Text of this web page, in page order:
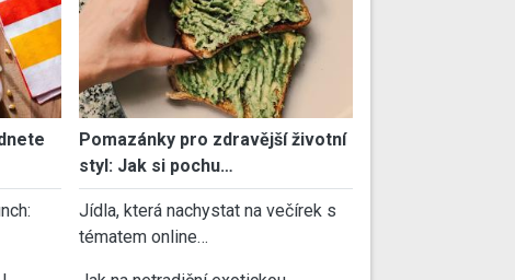
Pomazánky pro zdravější životní
styl: Jak si pochu…
Jídla, která nachystat na večírek s
tématem online…